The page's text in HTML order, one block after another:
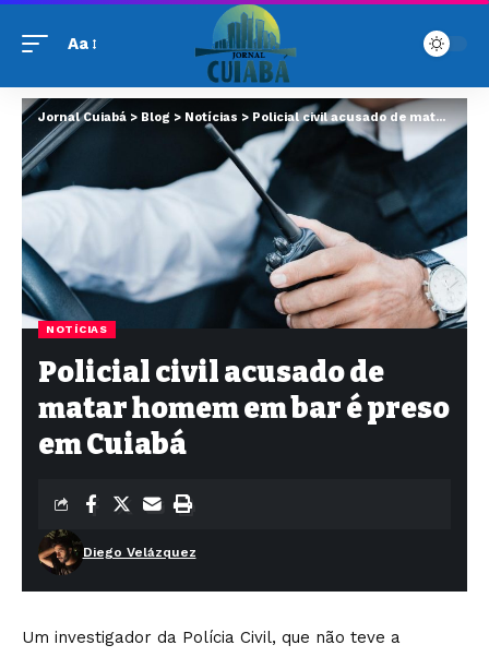
Aa
Jornal Cuiabá > Blog > Notícias > Policial civil acusado de matar homem em bar é preso em Cuiabá
NOTÍCIAS
Policial civil acusado de
matar homem em bar é preso
em Cuiabá
Diego Velázquez
Um investigador da Polícia Civil, que não teve a